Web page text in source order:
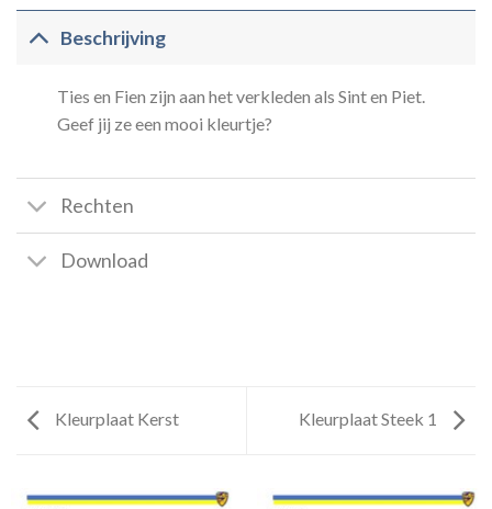
Beschrijving
Ties en Fien zijn aan het verkleden als Sint en Piet.
Geef jij ze een mooi kleurtje?
Rechten
Download
Kleurplaat Kerst Kleurplaat Steek 1